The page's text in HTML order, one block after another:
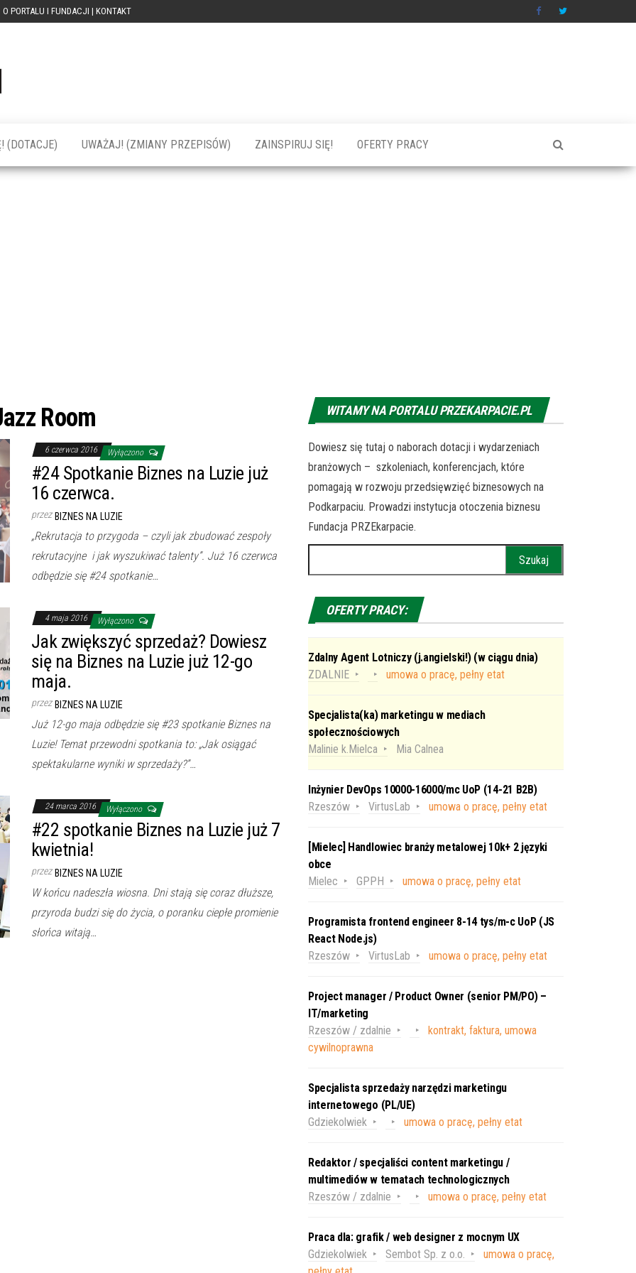
O PORTALU I FUNDACJI | KONTAKT
szkolenia dla
firm
(DOTACJE) UWAŻAJ! (ZMIANY PRZEPISÓW) ZAINSPIRUJ SIĘ! OFERTY PRACY
Room
6 czerwca 2016 Wyłączono
#24 Spotkanie Biznes na Luzie już
16 czerwca.
przez BIZNES NA LUZIE
„Rekrutacja to przygoda – czyli jak zbudować zespoły
rekrutacyjne i jak wyszukiwać talenty”. Już 16 czerwca
odbędzie się #24 spotkanie…
4 maja 2016 Wyłączono
Jak zwiększyć sprzedaż? Dowiesz
się na Biznes na Luzie już 12-go
maja.
przez BIZNES NA LUZIE
Już 12-go maja odbędzie się #23 spotkanie Biznes na
Luzie! Temat przewodni spotkania to: „Jak osiągać
spektakularne wyniki w sprzedaży?”…
24 marca 2016 Wyłączono
#22 spotkanie Biznes na Luzie już 7
kwietnia!
przez BIZNES NA LUZIE
W końcu nadeszła wiosna. Dni stają się coraz dłuższe,
przyroda budzi się do życia, o poranku ciepłe promienie
słońca witają…
WITAMY NA PORTALU PRZEKARPACIE.PL
Dowiesz się tutaj o naborach dotacji i wydarzeniach
branżowych – szkoleniach, konferencjach, które
pomagają w rozwoju przedsięwzięć biznesowych na
Podkarpaciu. Prowadzi instytucja otoczenia biznesu
Fundacja PRZEkarpacie.
OFERTY PRACY:
Zdalny Agent Lotniczy (j.angielski!) (w ciągu dnia)
ZDALNIE
umowa o pracę, pełny etat
Specjalista(ka) marketingu w mediach
społecznościowych
Malinie k.Mielca
Mia Calnea
Inżynier DevOps 10000-16000/mc UoP (14-21 B2B)
Rzeszów
VirtusLab umowa o pracę, pełny etat
[Mielec] Handlowiec branży metalowej 10k+ 2 języki
obce
Mielec
GPPH umowa o pracę, pełny etat
Programista frontend engineer 8-14 tys/m-c UoP (JS
React Node.js)
Rzeszów
VirtusLab umowa o pracę, pełny etat
Project manager / Product Owner (senior PM/PO) –
IT/marketing
Rzeszów / zdalnie
kontrakt, faktura, umowa
cywilnoprawna
Specjalista sprzedaży narzędzi marketingu
internetowego (PL/UE)
Gdziekolwiek
umowa o pracę, pełny etat
Redaktor / specjaliści content marketingu /
multimediów w tematach technologicznych
Rzeszów / zdalnie
umowa o pracę, pełny etat
Praca dla: grafik / web designer z mocnym UX
Gdziekolwiek
Sembot Sp. z o.o.
umowa o pracę,